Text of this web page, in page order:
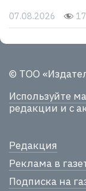
07.08.2026
© ТОО
Используйте
редакции и с
Редакция
Реклама в
Подписка на